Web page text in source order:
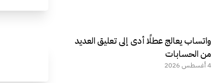
واتساب يعالج عطلًا أدى إلى تعليق العديد
من الحسابات
4 أغسطس 2026